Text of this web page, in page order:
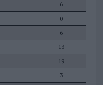
6
0
6
13
19
3